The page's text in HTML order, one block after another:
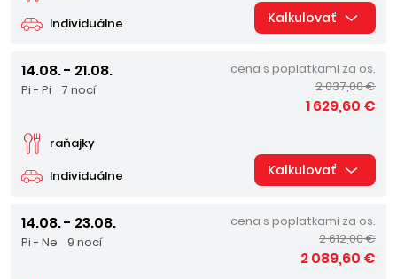
Individuálne Kalkulovať
14.08. - 21.08.
Pi - Pi 7 nocí
Individuálne
raňajky
cena s poplatkami za os.
2 037,00 €
1 629,60 €
Kalkulovať
14.08. - 23.08.
Pi - Ne 9 nocí
cena s poplatkami za os.
2 612,00 €
2 089,60 €